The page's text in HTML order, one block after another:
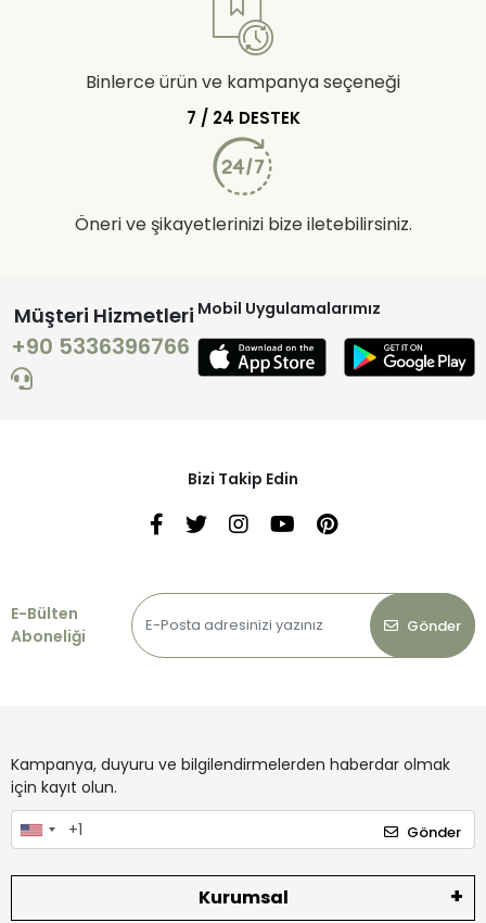
Binlerce ürün ve kampanya seçeneği
7 / 24 DESTEK
Öneri ve şikayetlerinizi bize iletebilirsiniz.
Müşteri Hizmetleri
+90 5336396766
Mobil Uygulamalarımız
Bizi Takip Edin
E-Bülten
Aboneliği
Gönder
Kampanya, duyuru ve bilgilendirmelerden haberdar olmak
için kayıt olun.
Gönder
Kurumsal